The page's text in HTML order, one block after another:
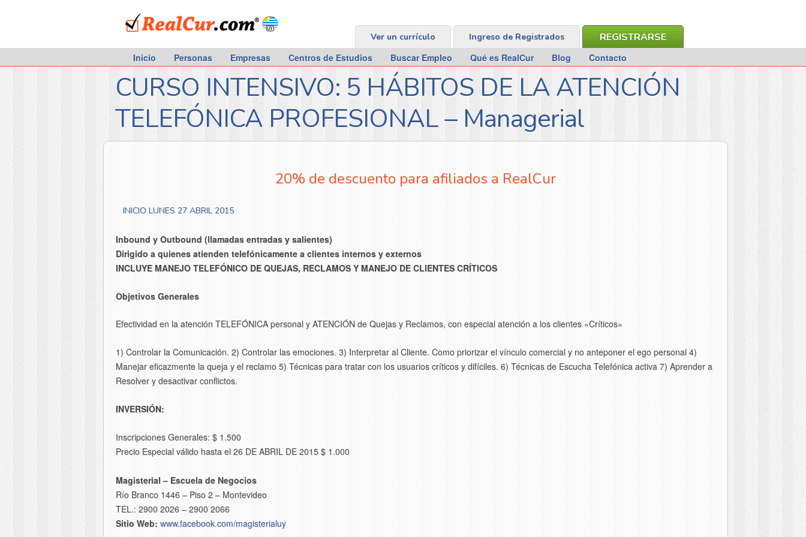
RealCur.com
REGISTRARSE
Ingreso de Registrados
Ver un currículo
Inicio Personas Empresas Centros de Estudios Buscar Empleo Qué es RealCur Blog Contacto
CURSO INTENSIVO: 5 HÁBITOS DE LA ATENCIÓN
TELEFÓNICA PROFESIONAL – Managerial
20% de descuento para afiliados a RealCur
INICIO LUNES 27 ABRIL 2015
Inbound y Outbound (llamadas entradas y salientes)
Dirigido a quienes atienden telefónicamente a clientes internos y externos
INCLUYE MANEJO TELEFÓNICO DE QUEJAS, RECLAMOS Y MANEJO DE CLIENTES CRÍTICOS
Objetivos Generales
Efectividad en la atención TELEFÓNICA personal y ATENCIÓN de Quejas y Reclamos, con especial atención a los clientes «Críticos»
1) Controlar la Comunicación. 2) Controlar las emociones. 3) Interpretar al Cliente. Como priorizar el vínculo comercial y no anteponer el ego personal 4)
Manejar eficazmente la queja y el reclamo 5) Técnicas para tratar con los usuarios críticos y difíciles. 6) Técnicas de Escucha Telefónica activa 7) Aprender a
Resolver y desactivar conflictos.
INVERSIÓN:
Inscripciones Generales: $ 1.500
Precio Especial válido hasta el 26 DE ABRIL DE 2015 $ 1.000
Magisterial – Escuela de Negocios
Río Branco 1446 – Piso 2 – Montevideo
TEL.: 2900 2026 – 2900 2066
Sitio Web: www.facebook.com/magisterialuy